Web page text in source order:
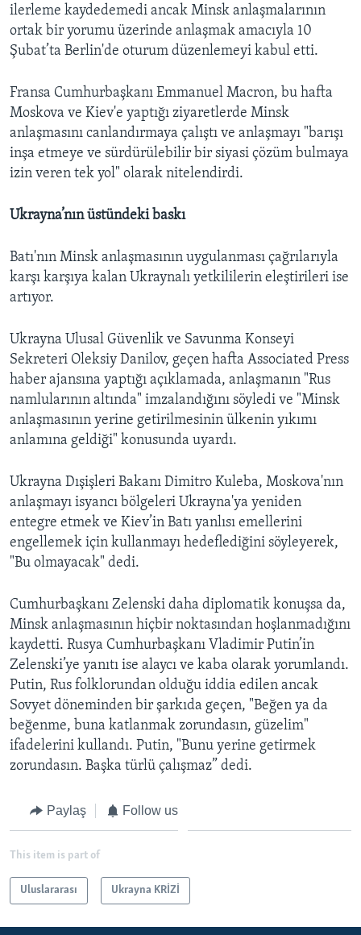
ilerleme kaydedemedi ancak Minsk anlaşmalarının
ortak bir yorumu üzerinde anlaşmak amacıyla 10
Şubat’ta Berlin'de oturum düzenlemeyi kabul etti.
Fransa Cumhurbaşkanı Emmanuel Macron, bu hafta
Moskova ve Kiev'e yaptığı ziyaretlerde Minsk
anlaşmasını canlandırmaya çalıştı ve anlaşmayı "barışı
inşa etmeye ve sürdürülebilir bir siyasi çözüm bulmaya
izin veren tek yol" olarak nitelendirdi.
Ukrayna’nın üstündeki baskı
Batı'nın Minsk anlaşmasının uygulanması çağrılarıyla
karşı karşıya kalan Ukraynalı yetkililerin eleştirileri ise
artıyor.
Ukrayna Ulusal Güvenlik ve Savunma Konseyi
Sekreteri Oleksiy Danilov, geçen hafta Associated Press
haber ajansına yaptığı açıklamada, anlaşmanın "Rus
namlularının altında" imzalandığını söyledi ve "Minsk
anlaşmasının yerine getirilmesinin ülkenin yıkımı
anlamına geldiği" konusunda uyardı.
Ukrayna Dışişleri Bakanı Dimitro Kuleba, Moskova'nın
anlaşmayı isyancı bölgeleri Ukrayna'ya yeniden
entegre etmek ve Kiev’in Batı yanlısı emellerini
engellemek için kullanmayı hedeflediğini söyleyerek,
"Bu olmayacak" dedi.
Cumhurbaşkanı Zelenski daha diplomatik konuşsa da,
Minsk anlaşmasının hiçbir noktasından hoşlanmadığını
kaydetti. Rusya Cumhurbaşkanı Vladimir Putin’in
Zelenski’ye yanıtı ise alaycı ve kaba olarak yorumlandı.
Putin, Rus folklorundan olduğu iddia edilen ancak
Sovyet döneminden bir şarkıda geçen, "Beğen ya da
beğenme, buna katlanmak zorundasın, güzelim"
ifadelerini kullandı. Putin, "Bunu yerine getirmek
zorundasın. Başka türlü çalışmaz” dedi.
Paylaş Follow us
This item is part of
Uluslararası Ukrayna KRİZİ